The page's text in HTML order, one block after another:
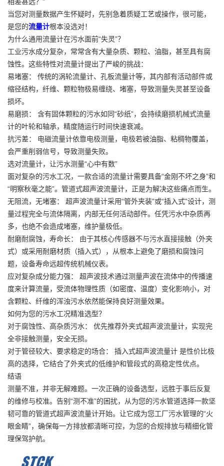
当您对测量数据产生怀疑时，先别急着质疑工艺或操作，很可能，
是您的流量计根本没选对！
为什么通用流量计在污水面前“失灵”？
工业污水成分复杂，常常含有大量杂质、颗粒、油脂，甚至具有腐
蚀性。这些特性对流量计提出了严峻的挑战：
易堵塞： 传统的涡轮流量计、孔板流量计等，其内部有活动部件或
缩径结构，纤维、颗粒物极易缠绕、堵塞，导致测量失灵甚至设备
损坏。
易磨损： 含有固体颗粒的污水如同“砂纸”，会持续磨损机械式流量
计的叶轮和轴承，精度随运行时间快速衰减。
抗污差： 电磁流量计依靠电极测量，电极若被油脂、粘稠物覆盖，
会严重削弱信号，导致测量失败。
选对流量计，让污水测量“心中有数”
面对复杂的污水工况，一款合适的流量计需要具备“金刚不坏之身”和
“明察秋毫之能”。管道式超声波流量计，正是为解决这些痛点而生。
无阻流，无堵塞： 超声波流量计采用“管外夹装”或“插入式”设计，测
量过程完全与流体隔离，内部无任何活动部件。任凭污水中杂质再
多，也绝不会造成堵塞，维护量极低。
耐磨耐腐蚀，寿命长： 由于其核心传感器不与污水直接接触（外夹
式）或采用耐磨材质（插入式），从根本上避免了磨损和腐蚀问
题，设备寿命远超传统机械仪表。
应对复杂成分能力强： 超声波技术通过测量声波在流体中的传播速
度来计算流量，受流体物理性质（如密度、温度）变化影响小，对
含颗粒、纤维的浑浊污水依然能保持良好测量效果。
如何为您的污水工况精准选型？
对于腐蚀性、高杂质污水： 优先推荐外夹式超声波流量计，实现完
全非接触测量，安全无损。
对于管径较大、要求稳定的场合： 插入式超声波流量计 是性价比极
高的选择，它结合了外夹式的低维护和管段式的高稳定性优点。
结语
测量不准，并非无解难题。一次正确的设备选型，远胜于事后反复
的维修与校准。告别“测不准”的困扰，从为您的污水管道选择一款坚
韧可靠的管道式超声波流量计开始。让它成为您工厂污水管理的“火
眼金睛”，确保每一方排放都清晰可控，为您的合规排放与精细化管
理保驾护航。